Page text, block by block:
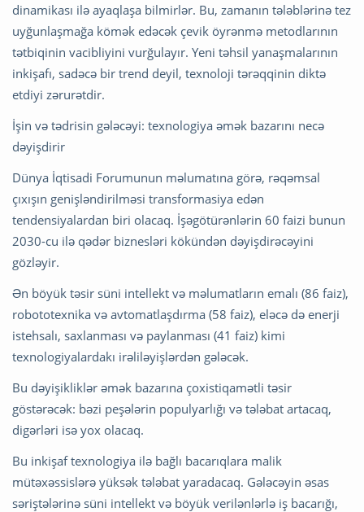
dinamikası ilə ayaqlaşa bilmirlər. Bu, zamanın tələblərinə tez
uyğunlaşmağa kömək edəcək çevik öyrənmə metodlarının
tətbiqinin vacibliyini vurğulayır. Yeni təhsil yanaşmalarının
inkişafı, sadəcə bir trend deyil, texnoloji tərəqqinin diktə
etdiyi zərurətdir.
İşin və tədrisin gələcəyi: texnologiya əmək bazarını necə
dəyişdirir
Dünya İqtisadi Forumunun məlumatına görə, rəqəmsal
çıxışın genişləndirilməsi transformasiya edən
tendensiyalardan biri olacaq. İşəgötürənlərin 60 faizi bunun
2030-cu ilə qədər biznesləri kökündən dəyişdirəcəyini
gözləyir.
Ən böyük təsir süni intellekt və məlumatların emalı (86 faiz),
robototexnika və avtomatlaşdırma (58 faiz), eləcə də enerji
istehsalı, saxlanması və paylanması (41 faiz) kimi
texnologiyalardakı irəliləyişlərdən gələcək.
Bu dəyişikliklər əmək bazarına çoxistiqamətli təsir
göstərəcək: bəzi peşələrin populyarlığı və tələbat artacaq,
digərləri isə yox olacaq.
Bu inkişaf texnologiya ilə bağlı bacarıqlara malik
mütəxəssislərə yüksək tələbat yaradacaq. Gələcəyin əsas
səriştələrinə süni intellekt və böyük verilənlərlə iş bacarığı,